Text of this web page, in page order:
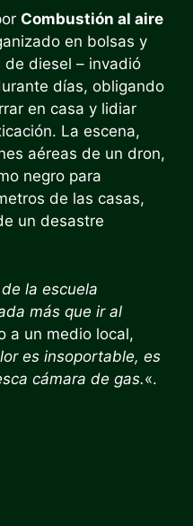
Combustión al aire
en bolsas y
diesel – invadió
días, obligando
en casa y lidiar
La escena,
aéreas de un dron,
negro para
de las casas,
un desastre
la escuela
más que ir al
a un medio local,
es insoportable, es
cámara de gas.«.